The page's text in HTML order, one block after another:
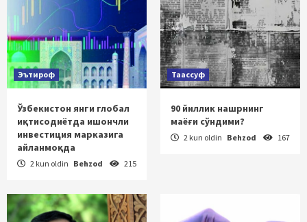
Эътироф
Ўзбекистон янги глобал
иқтисодиётда ишончли
инвестиция марказига
айланмоқда
2 kun oldin Behzod 215
Таассуф
90 йиллик нашрнинг
маёғи сўндими?
2 kun oldin Behzod 167